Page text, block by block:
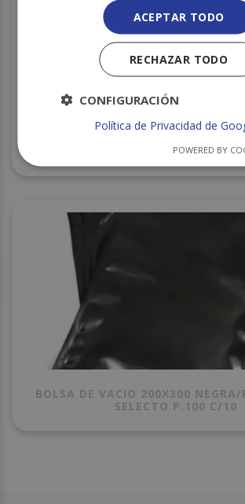
NEVAPLAST
BOLSA DE VACIO 200X300
SELECTO P.100 C/10
ACEPTAR TODO
RECHAZAR TODO
CONFIGURACIÓN
Política de Privacidad de
POWERED BY